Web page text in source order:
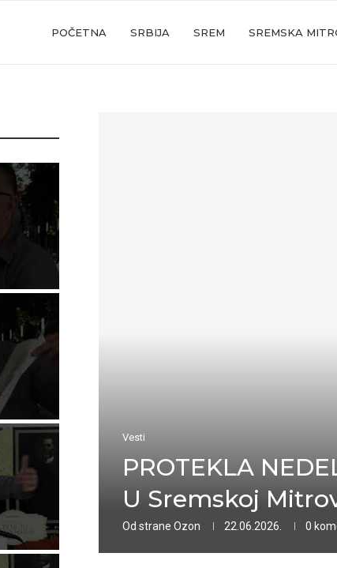
POČETNA SRBIJA SREM SREMSKA
Vesti
PROTEKLA
U Sremskoj
Od strane Ozon 22.06.2026. 0